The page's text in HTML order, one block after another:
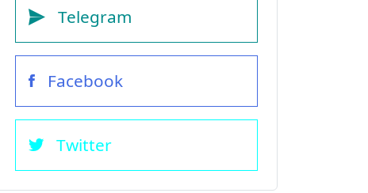
Telegram
Facebook
Twitter